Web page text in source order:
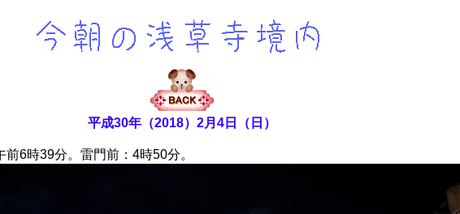
平成30年（2018）2月4日（日）
6時39分。雷門前：4時50分。